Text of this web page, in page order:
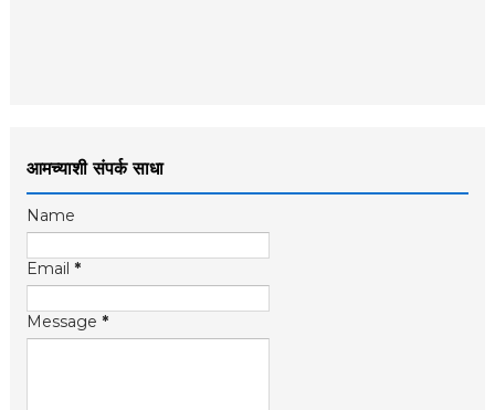
आमच्याशी संपर्क साधा
Name
Email *
Message *